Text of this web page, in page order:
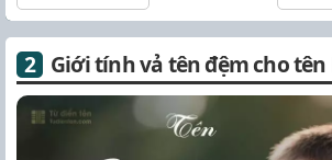
Giới tính vả tên đệm cho